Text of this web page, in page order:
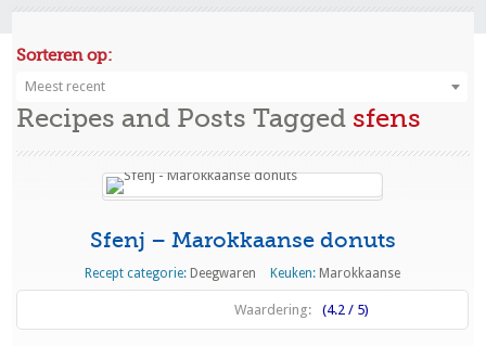
Sorteren op:
Meest recent
Recipes and Posts Tagged sfens
Sfenj – Marokkaanse donuts
Recept categorie: Deegwaren Keuken: Marokkaanse
Waardering: (4.2 / 5)